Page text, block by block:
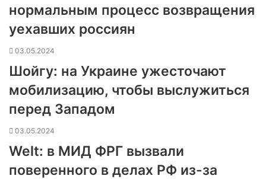
нормальным процесс возвращения
уехавших россиян
03.05.2024
Шойгу: на Украине ужесточают
мобилизацию, чтобы выслужиться
перед Западом
03.05.2024
Welt: в МИД ФРГ вызвали
поверенного в делах РФ из-за